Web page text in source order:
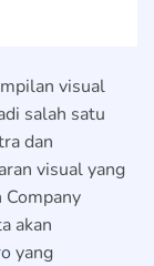
visual
salah satu
dan
visual yang
Company
akan
yang